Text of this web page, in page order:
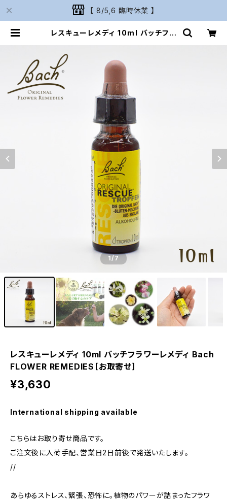
【 8/5,6 臨時休業 】
レスキューレメディ 10ml バッチフラ
1/7
レスキューレメディ 10ml バッチフラワーレメディ Bach
FLOWER REMEDIES［お取寄せ］
¥3,630
International shipping available
こちらはお取り寄せ商品です。
ご注文後に入荷手配、営業日2日前後で発送いたします。
//
あらゆるストレス、緊張、恐怖に。植物のパワーが詰まったフラワ